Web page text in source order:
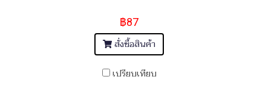
฿87
สั่งซื้อสินค้า
เปรียบเทียบ